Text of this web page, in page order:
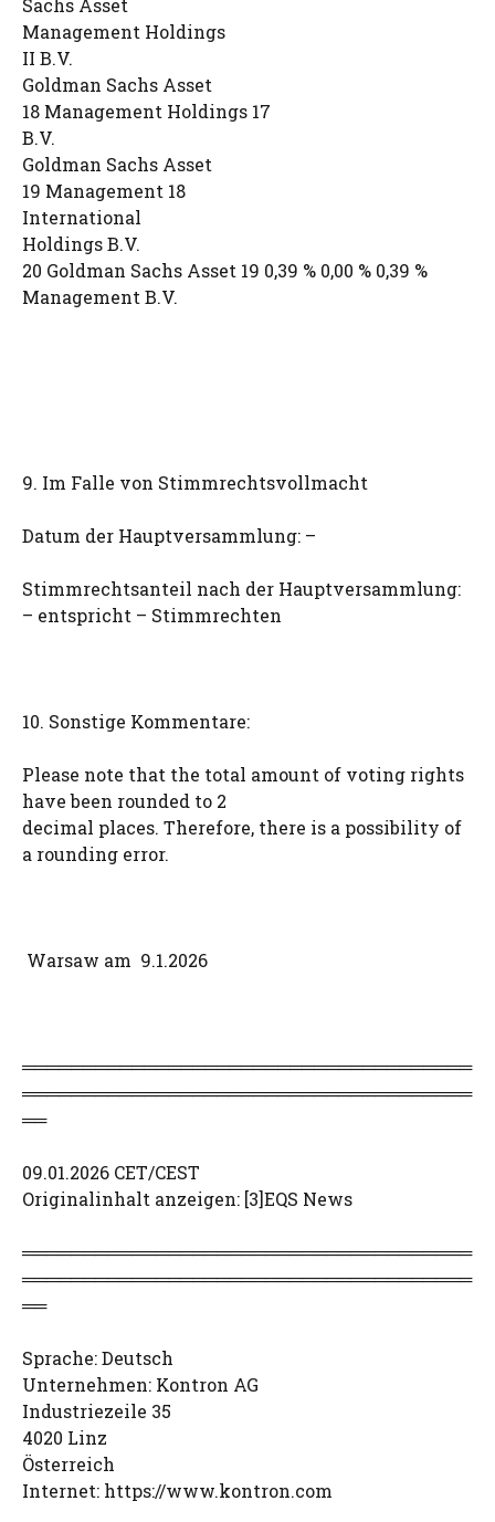
Sachs Asset
Management Holdings
II B.V.
Goldman Sachs Asset
18 Management Holdings 17
B.V.
Goldman Sachs Asset
19 Management 18
International
Holdings B.V.
20 Goldman Sachs Asset 19 0,39 % 0,00 % 0,39 %
Management B.V.
9. Im Falle von Stimmrechtsvollmacht
Datum der Hauptversammlung: –
Stimmrechtsanteil nach der Hauptversammlung:
– entspricht – Stimmrechten
10. Sonstige Kommentare:
Please note that the total amount of voting rights
have been rounded to 2
decimal places. Therefore, there is a possibility of
a rounding error.
Warsaw am 9.1.2026
═════════════════════════════════════
═════════════════════════════════════
══
09.01.2026 CET/CEST
Originalinhalt anzeigen: [3]EQS News
═════════════════════════════════════
═════════════════════════════════════
══
Sprache: Deutsch
Unternehmen: Kontron AG
Industriezeile 35
4020 Linz
Österreich
Internet: https://www.kontron.com